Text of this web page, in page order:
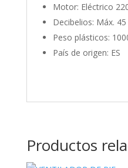
Motor: Eléctrico
Decibelios: Máx.
Peso plásticos:
País de origen: ES
Productos